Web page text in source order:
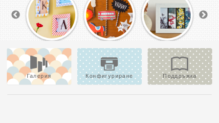
Галерия Конфигуриране Поддръжка